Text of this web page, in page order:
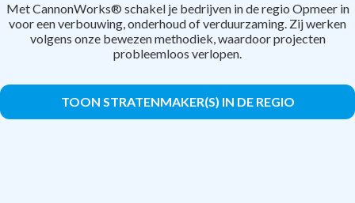
Met CannonWorks® schakel je bedrijven in de regio Opmeer in
voor een verbouwing, onderhoud of verduurzaming. Zij werken
volgens onze bewezen methodiek, waardoor projecten
probleemloos verlopen.
TOON STRATENMAKER(S) IN DE REGIO